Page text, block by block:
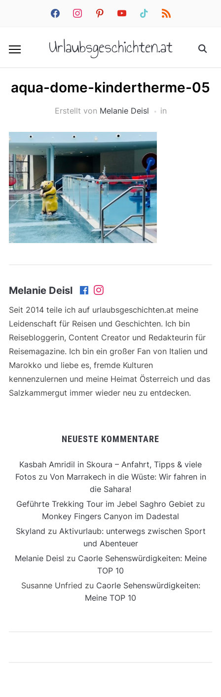
facebookinstagrampinterestyoutube tiktok rss
Urlaubsgeschichten.at
aqua-dome-kindertherme-05
Erstellt von Melanie Deisl in
Melanie Deisl
Seit 2014 teile ich auf urlaubsgeschichten.at meine
Leidenschaft für Reisen und Geschichten. Ich bin
Reisebloggerin, Content Creator und Redakteurin für
Reisemagazine. Ich bin ein großer Fan von Italien und
Marokko und liebe es, fremde Kulturen
kennenzulernen und meine Heimat Österreich und das
Salzkammergut immer wieder neu zu entdecken.
NEUESTE KOMMENTARE
Kasbah Amridil in Skoura – Anfahrt, Tipps & viele
Fotoszu Von Marrakech in die Wüste: Wir fahren in
die Sahara!
Geführte Trekking Tour im Jebel Saghro Gebiet zu
Monkey Fingers Canyon im Dadestal
Skyland zu Aktivurlaub: unterwegs zwischen Sport
und Abenteuer
Melanie Deisl zu Caorle Sehenswürdigkeiten: Meine
TOP 10
Susanne Unfried zu Caorle Sehenswürdigkeiten:
Meine TOP 10